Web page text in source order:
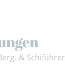
&